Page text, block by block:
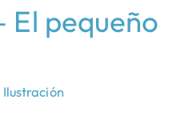
El pequeño
Ilustración